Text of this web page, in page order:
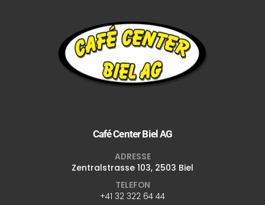
Café Center Biel AG
ADRESSE
Zentralstrasse 103, 2503 Biel
TELEFON
+41 32 322 64 44